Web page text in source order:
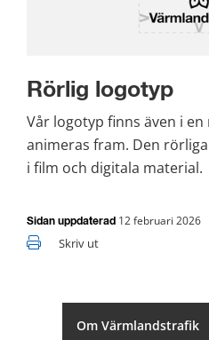
Om Värmlandstrafik
Rörlig logotyp
Vår logotyp finns även i
animeras fram. Den
i film och digitala material.
Sidan uppdaterad 12 februari 2026
Skriv ut